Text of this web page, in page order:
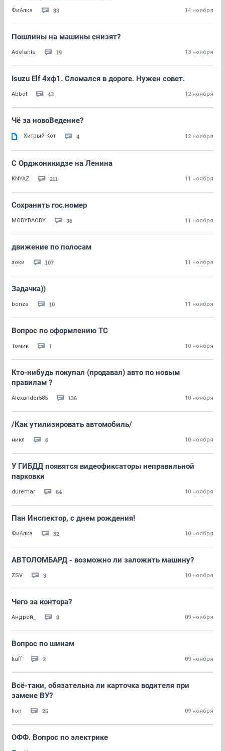
ФиАлка 83 14 ноября
Пошлины на машины снизят?
Adelanta 19 13 ноября
Isuzu Elf 4хф1. Сломался в дороге. Нужен совет.
Abbot 43 12 ноября
Чё за новоВедение?
Хитрый Кот 4 12 ноября
С Орджоникидзе на Ленина
KNYAZ 211 11 ноября
Сохранить гос.номер
MOBYBAOBY 36 11 ноября
движение по полосам
зоки 107 11 ноября
Задачка))
bonza 10 11 ноября
Вопрос по оформлению ТС
Томик 1 10 ноября
Кто-нибудь покупал (продавал) авто по новым
правилам ?
Alexander585 136 10 ноября
/Как утилизировать автомобиль/
никл 6 10 ноября
У ГИБДД появятся видеофиксаторы неправильной
парковки
duremar 64 10 ноября
Пан Инспектор, с днем рождения!
ФиАлка 32 10 ноября
АВТОЛОМБАРД - возможно ли заложить машину?
ZSV 3 10 ноября
Чего за контора?
Андрей_ 8 09 ноября
Вопрос по шинам
kaff 2 09 ноября
Всё-таки, обязательна ли карточка водителя при
замене ВУ?
lion 25 09 ноября
ОФФ. Вопрос по электрике